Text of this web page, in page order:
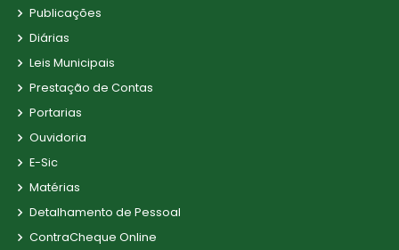
Publicações
Diárias
Leis Municipais
Prestação de Contas
Portarias
Ouvidoria
E-Sic
Matérias
Detalhamento de Pessoal
ContraCheque Online